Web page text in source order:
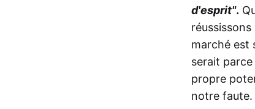
d'esprit".
marché est
serait
propre
notre faute.